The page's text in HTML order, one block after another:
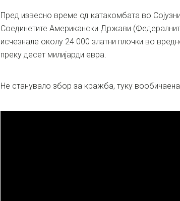
Пред извесно време од катакомбата во
Соединетите Американски Држави
исчезнале околу 24 000 златни плочки во
преку десет милијарди евра.
Не станувало збор за кражба, туку вообичаена